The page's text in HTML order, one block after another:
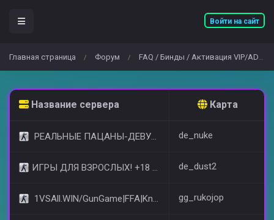
Войти на сайт
Главная страница / Форум / FAQ / Бинды / Активация VIP/ADMIN и т.д..
Название сервера Карта
РЕАЛЬНЫЕ ПАЦАНЫ-ДЕВУШКИ 18+ [STEAM BONUS] de_nuke
​ИГРЫ ДЛЯ ВЗРОСЛЫХ! +18 © (FREE VIP) de_dust2
1VSAll.WIN/GunGame|FFA|KnIfE MoD gg_rukojop